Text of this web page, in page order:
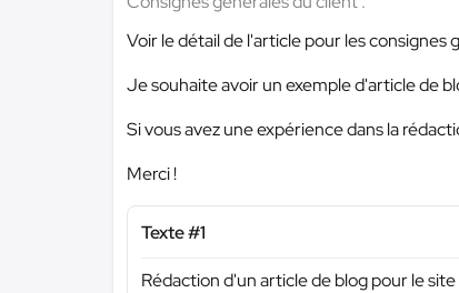
Voir le détail de l'article pour les consignes
Je souhaite avoir un exemple d'article de
Si vous avez une expérience dans la
Merci !
Texte #1
Rédaction d'un article de blog pour le